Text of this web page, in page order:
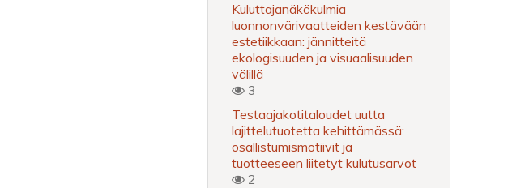
Kuluttajanäkökulmia
luonnonvärivaatteiden kestävään
estetiikkaan: jännitteitä
ekologisuuden ja visuaalisuuden
välillä
3
Testaajakotitaloudet uutta
lajittelutuotetta kehittämässä:
osallistumismotiivit ja
tuotteeseen liitetyt kulutusarvot
2